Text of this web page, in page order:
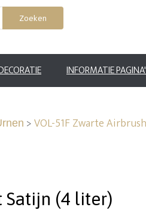
Zoeken
INFORMATIE
>VOL-51F Zwarte
Satijn (4 liter)